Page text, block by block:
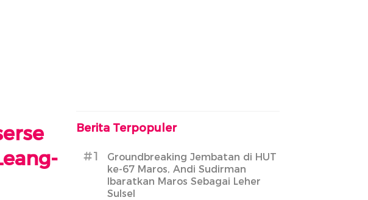
Berita Terpopuler
#1
Groundbreaking Jembatan di HUT
ke-67 Maros, Andi Sudirman
Ibaratkan Maros Sebagai Leher
Sulsel